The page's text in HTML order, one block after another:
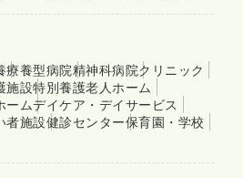
療養型病院精神科病院クリニック
施設特別養護老人ホーム
ームデイケア・デイサービス
者施設健診センター保育園・学校